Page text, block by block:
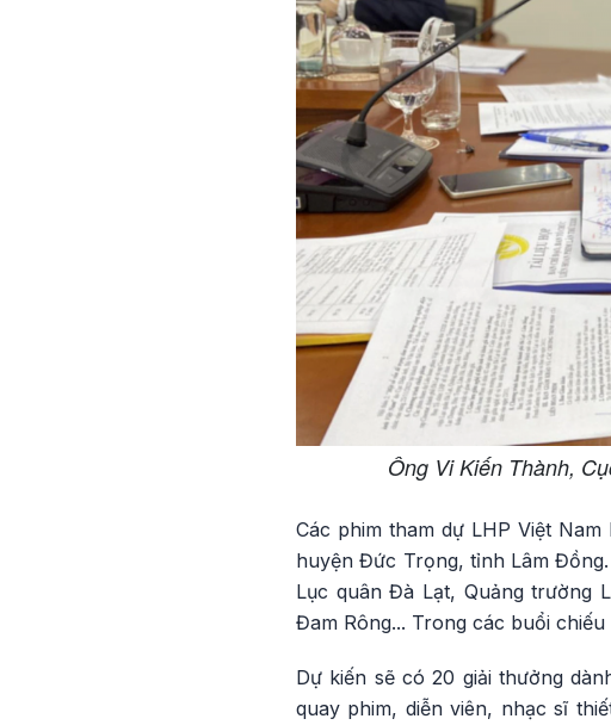
Ông Vi Kiến Thành,
Các phim tham dự LHP Việt
huyện Đức Trọng, tỉnh Lâm
Lục quân Đà Lạt, Quảng trường
Đam Rông... Trong các buổi
Dự kiến sẽ có 20 giải thưởng
quay phim, diễn viên, nhạc sĩ